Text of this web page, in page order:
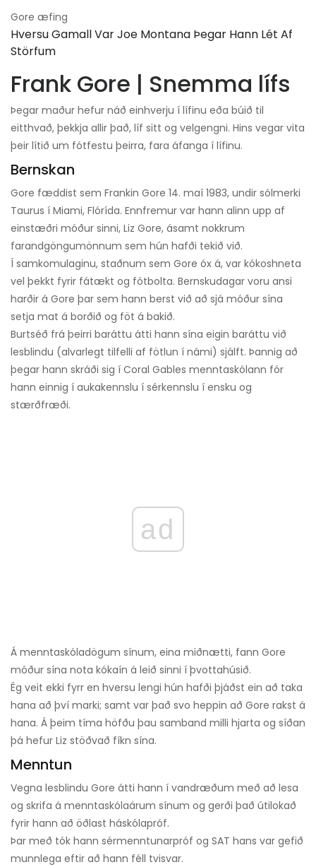
Gore æfing
Hversu Gamall Var Joe Montana Þegar Hann Lét Af
Störfum
Frank Gore | Snemma lífs
Þegar maður hefur náð einhverju í lífinu eða búið til
eitthvað, þekkja allir það, líf sitt og velgengni. Hins vegar vita
þeir lítið um fótfestu þeirra, fara áfanga í lífinu.
Bernskan
Gore fæddist sem Frankin Gore 14. maí 1983, undir sólmerki
Taurus í Miami, Flórída. Ennfremur var hann alinn upp af
einstæðri móður sinni, Liz Gore, ásamt nokkrum
farandgöngumönnum sem hún hafði tekið við.
Í samkomulaginu, staðnum sem Gore óx á, var kókoshneta
vel þekkt fyrir fátækt og fótbolta. Bernskudagar voru ansi
harðir á Gore þar sem hann berst við að sjá móður sína
setja mat á borðið og föt á bakið.
Burtséð frá þeirri baráttu átti hann sína eigin baráttu við
lesblindu (alvarlegt tilfelli af fötlun í námi) sjálft. Þannig að
þegar hann skráði sig í Coral Gables menntaskólann fór
hann einnig í aukakennslu í sérkennslu í ensku og
stærðfræði.
ad
Á menntaskóladögum sínum, eina miðnætti, fann Gore
móður sína nota kókaín á leið sinni í þvottahúsið.
Ég veit ekki fyrr en hversu lengi hún hafði þjáðst ein að taka
hana að því marki; samt var það svo heppin að Gore rakst á
hana. Á þeim tíma höfðu þau samband milli hjarta og síðan
þá hefur Liz stöðvað fíkn sína.
Menntun
Vegna lesblindu Gore átti hann í vandræðum með að lesa
og skrifa á menntaskólaárum sínum og gerði það útilokað
fyrir hann að öðlast háskólapróf.
Þar með tók hann sérmenntunarpróf og SAT hans var gefið
munnlega eftir að hann féll tvisvar.